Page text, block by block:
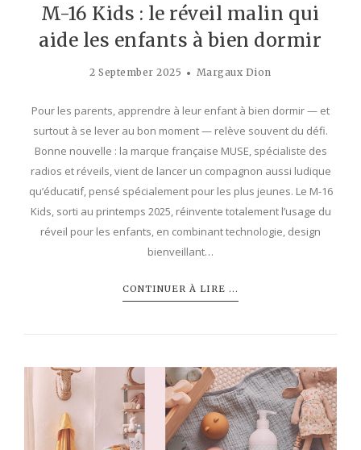
M-16 Kids : le réveil malin qui
aide les enfants à bien dormir
2 September 2025 Margaux Dion
Pour les parents, apprendre à leur enfant à bien dormir — et
surtout à se lever au bon moment — relève souvent du défi.
Bonne nouvelle : la marque française MUSE, spécialiste des
radios et réveils, vient de lancer un compagnon aussi ludique
qu’éducatif, pensé spécialement pour les plus jeunes. Le M-16
Kids, sorti au printemps 2025, réinvente totalement l’usage du
réveil pour les enfants, en combinant technologie, design
bienveillant…
CONTINUER À LIRE ...